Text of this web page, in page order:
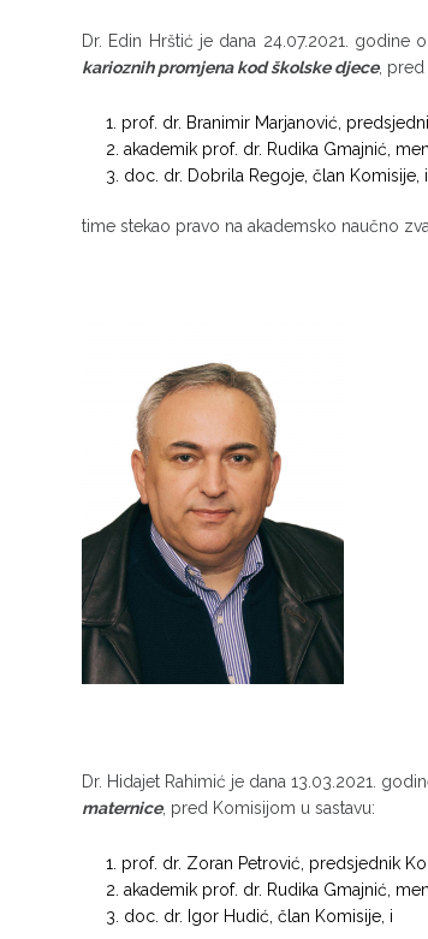
Dr. Edin Hrštić je dana 24.07.2021.
karioznih promjena kod školske djece, pred
prof. dr. Branimir Marjanović,
akademik prof. dr. Rudika Gmajnić,
doc. dr. Dobrila Regoje, član Komisije, i
time stekao pravo na akademsko naučno
Dr. Hidajet Rahimić je dana 13.03.2021.
maternice, pred Komisijom u sastavu:
prof. dr. Zoran Petrović, predsjednik
akademik prof. dr. Rudika Gmajnić,
doc. dr. Igor Hudić, član Komisije, i